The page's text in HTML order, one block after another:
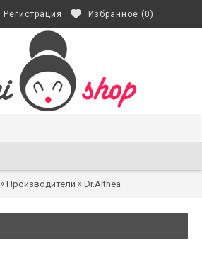
Регистрация Избранное (0)
» Производители » Dr.Althea